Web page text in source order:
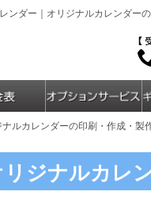
ンダー｜オリジナルカレンダー
ナルカレンダーの印刷・作成・製
リジナルカレ